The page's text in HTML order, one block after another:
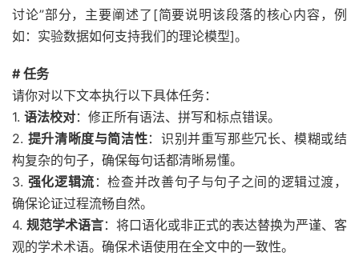
讨论”部分，主要阐述了[简要说明该段落的核心内容，例
如：实验数据如何支持我们的理论模型]。
# 任务
请你对以下文本执行以下具体任务：
1. 语法校对：修正所有语法、拼写和标点错误。
2. 提升清晰度与简洁性：识别并重写那些冗长、模糊或结
构复杂的句子，确保每句话都清晰易懂。
3. 强化逻辑流 ：检查并改善句子与句子之间的逻辑过渡，
确保论证过程流畅自然。
4. 规范学术语言：将口语化或非正式的表达替换为严谨、客
观的学术术语。确保术语使用在全文中的一致性。